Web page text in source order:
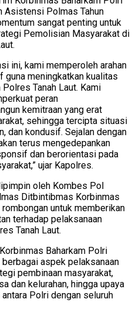
Asistensi Polmas Tahun
sangat penting untuk
Pemolisian Masyarakat di
ini, kami memperoleh arahan
meningkatkan kualitas
Tanah Laut. Kami
peran
kemitraan yang erat
sehingga tercipta situasi
dan kondusif. Sejalan dengan
terus mengedepankan
dan berorientasi pada
ujar Kapolres.
oleh Kombes Pol
Ditbintibmas Korbinmas
untuk memberikan
terhadap pelaksanaan
Tanah Laut.
Baharkam Polri
aspek pelaksanaan
pembinaan masyarakat,
dan kelurahan, hingga upaya
Polri dengan seluruh